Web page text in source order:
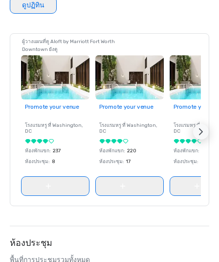
ดูปฏิทิน
ผู้วางแผนที่ดู Aloft by Marriott Fort Worth
Downtown ยังดู
Promote your venue
โรงแรมหรู ที่ Washington,
DC
ห้องพักแขก: 237
ห้องประชุม: 8
Promote your venue
โรงแรมหรู ที่ Washington,
DC
ห้องพักแขก: 220
ห้องประชุม: 17
Promote your
โรงแรมหรู ที่
DC
ห้องพักแขก:
ห้องประชุม:
ห้องประชุม
พื้นที่การประชุมรวมทั้งหมด